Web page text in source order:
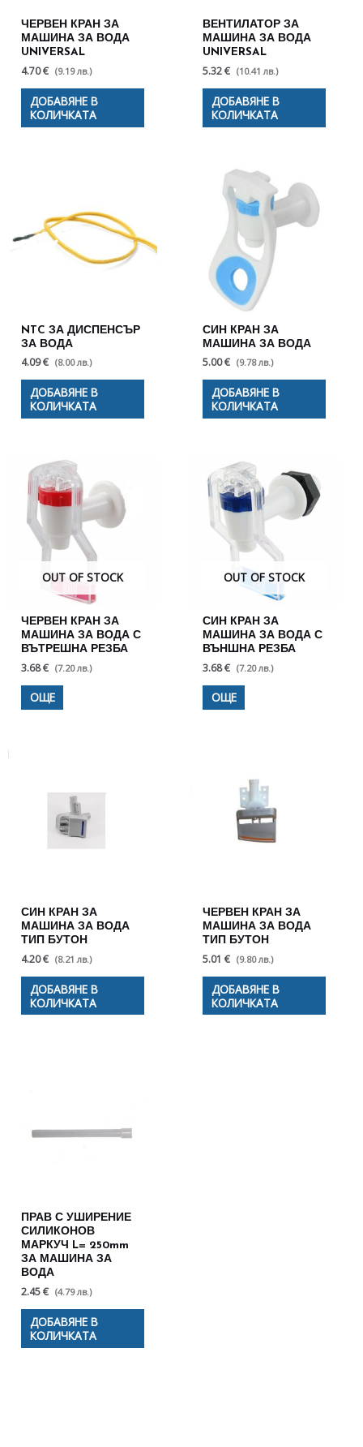
ЧЕРВЕН КРАН ЗА
МАШИНА ЗА ВОДА
UNIVERSAL
4.70 € (9.19 лв.)
ДОБАВЯНЕ В
КОЛИЧКАТА
ВЕНТИЛАТОР ЗА
МАШИНА ЗА ВОДА
UNIVERSAL
5.32 € (10.41 лв.)
ДОБАВЯНЕ В
КОЛИЧКАТА
NTC ЗА ДИСПЕНСЪР
ЗА ВОДА
4.09 € (8.00 лв.)
ДОБАВЯНЕ В
КОЛИЧКАТА
СИН КРАН ЗА
МАШИНА ЗА ВОДА
5.00 € (9.78 лв.)
ДОБАВЯНЕ В
КОЛИЧКАТА
OUT OF STOCK
ЧЕРВЕН КРАН ЗА
МАШИНА ЗА ВОДА С
ВЪТРЕШНА РЕЗБА
3.68 € (7.20 лв.)
ОЩЕ
OUT OF STOCK
СИН КРАН ЗА
МАШИНА ЗА ВОДА С
ВЪНШНА РЕЗБА
3.68 € (7.20 лв.)
ОЩЕ
СИН КРАН ЗА
МАШИНА ЗА ВОДА
ТИП БУТОН
4.20 € (8.21 лв.)
ДОБАВЯНЕ В
КОЛИЧКАТА
ЧЕРВЕН КРАН ЗА
МАШИНА ЗА ВОДА
ТИП БУТОН
5.01 € (9.80 лв.)
ДОБАВЯНЕ В
КОЛИЧКАТА
ПРАВ С УШИРЕНИЕ
СИЛИКОНОВ
МАРКУЧ L= 250mm
ЗА МАШИНА ЗА
ВОДА
2.45 € (4.79 лв.)
ДОБАВЯНЕ В
КОЛИЧКАТА